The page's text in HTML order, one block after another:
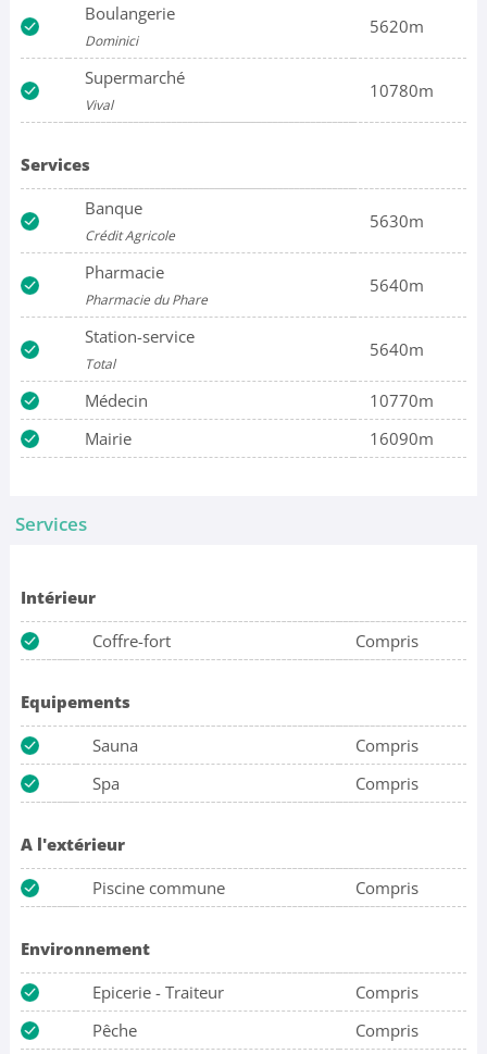
Boulangerie
Dominici
5620m
Supermarché
Vival
10780m
Services
Banque
Crédit Agricole
5630m
Pharmacie
Pharmacie du Phare
5640m
Station-service
Total
5640m
Médecin
10770m
Mairie
16090m
Services
Intérieur
Coffre-fort
Compris
Equipements
Sauna
Compris
Spa
Compris
A l'extérieur
Piscine commune
Compris
Environnement
Epicerie - Traiteur
Compris
Pêche
Compris